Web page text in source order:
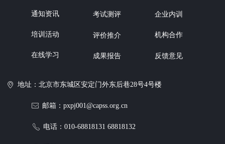
考试测评
评价推介
成果报告
通知资讯
培训活动
在线学习
企业内训
机构合作
反馈意见
ꂅ 电话：010-68818131 68818132
ꂘ 邮箱：pxpj001@capss.org.cn
ꀷ 地址：北京市东城区安定门外东后巷28号4号楼